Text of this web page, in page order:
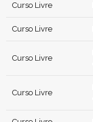
Curso Livre
Curso Livre
Curso Livre
Curso Livre